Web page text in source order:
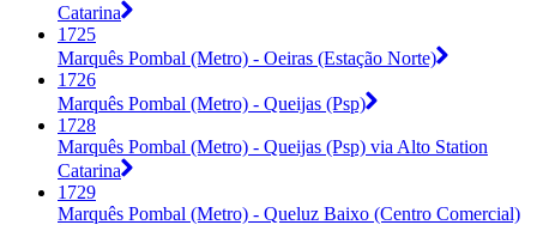
Catarina
1725
Marquês Pombal (Metro) - Oeiras (Estação Norte)
1726
Marquês Pombal (Metro) - Queijas (Psp)
1728
Marquês Pombal (Metro) - Queijas (Psp) via Alto Station
Catarina
1729
Marquês Pombal (Metro) - Queluz Baixo (Centro Comercial)